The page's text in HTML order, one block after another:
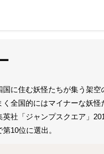
国に住む妖怪たちが集う架
く全国的にはマイナーな妖
英社「ジャンプスクエア」
第10位に選出。